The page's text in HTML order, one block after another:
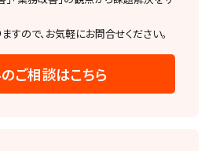
すので、お気軽にお問合せください。
ご相談はこちら